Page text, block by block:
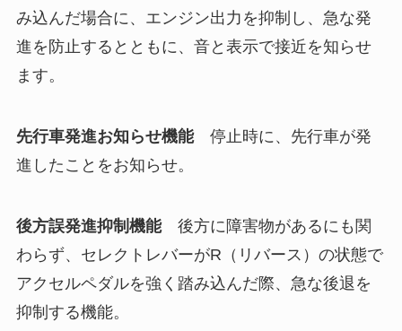
み込んだ場合に、エンジン出力を抑制し、急な発
進を防止するとともに、音と表示で接近を知らせ
ます。
先行車発進お知らせ機能 停止時に、先行車が発
進したことをお知らせ。
後方誤発進抑制機能 後方に障害物があるにも関
わらず、セレクトレバーがR（リバース）の状態で
アクセルペダルを強く踏み込んだ際、急な後退を
抑制する機能。